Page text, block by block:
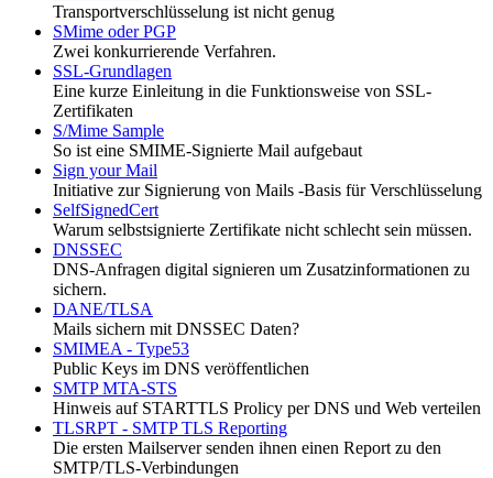
Transportverschlüsselung ist nicht genug
SMime oder PGP
Zwei konkurrierende Verfahren.
SSL-Grundlagen
Eine kurze Einleitung in die Funktionsweise von SSL-
Zertifikaten
S/Mime Sample
So ist eine SMIME-Signierte Mail aufgebaut
Sign your Mail
Initiative zur Signierung von Mails -Basis für Verschlüsselung
SelfSignedCert
Warum selbstsignierte Zertifikate nicht schlecht sein müssen.
DNSSEC
DNS-Anfragen digital signieren um Zusatzinformationen zu
sichern.
DANE/TLSA
Mails sichern mit DNSSEC Daten?
SMIMEA - Type53
Public Keys im DNS veröffentlichen
SMTP MTA-STS
Hinweis auf STARTTLS Prolicy per DNS und Web verteilen
TLSRPT - SMTP TLS Reporting
Die ersten Mailserver senden ihnen einen Report zu den
SMTP/TLS-Verbindungen